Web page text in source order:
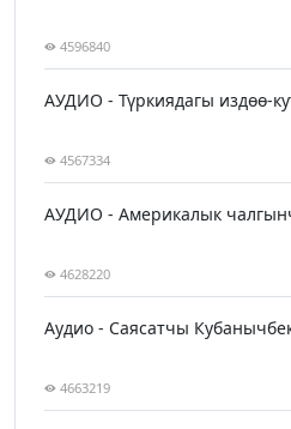
4596840
АУДИО - Түркиядагы издөө-
4567334
АУДИО - Америкалык
4628220
Аудио - Саясатчы
4663219